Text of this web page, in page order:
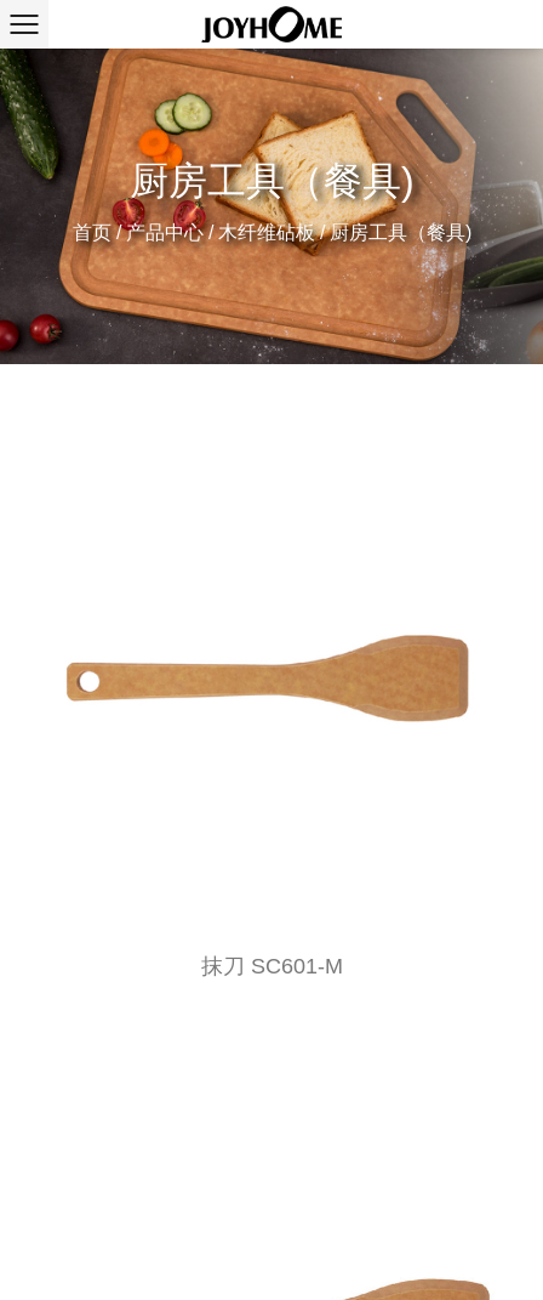
厨房工具（餐具)
首页/产品中心/木纤维砧板/厨房工具（餐具)
抹刀 SC601-M